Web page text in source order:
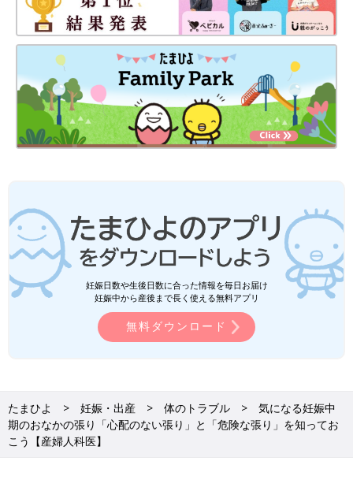
妊娠日数や生後日数に合った情報を毎日お届け
妊娠中から産後まで長く使える無料アプリ
無料ダウンロード
たまひよ 妊娠・出産 体のトラブル
気になる妊娠中
期のおなかの張り「心配のない張り」と「危険な張り」を知ってお
こう【産婦人科医】